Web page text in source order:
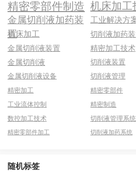
精密零部件制造 机床加工
金属切削液加药装
置
工业解决方
机床加工
切削液加药
金属切削液装置
精密加工技术
金属切削液
切削液装置
金属切削液设备
切削液管理
精密加工
精密零部件
工业流体控制
精密制造
数控加工技术
切削液管理系统
精密零部件加工 切削液加药系统
随机标签